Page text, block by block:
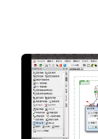
No.80 特定の要
2D CAD